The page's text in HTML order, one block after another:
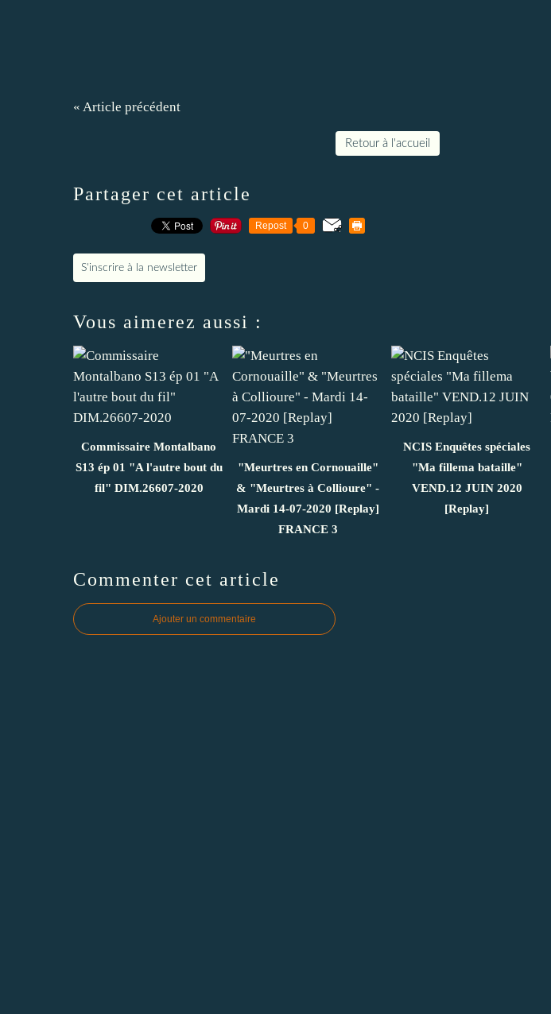
« Article précédent
Retour à l'accueil
Partager cet article
Repost 0
S'inscrire à la newsletter
Vous aimerez aussi :
Commissaire Montalbano
S13 ép 01 "A l'autre bout du
fil" DIM.26607-2020
"Meurtres en Cornouaille"
& "Meurtres à Collioure" -
Mardi 14-07-2020 [Replay]
FRANCE 3
NCIS Enquêtes spéciales
"Ma fillema bataille"
VEND.12 JUIN 2020
[Replay]
Commenter cet article
Ajouter un commentaire